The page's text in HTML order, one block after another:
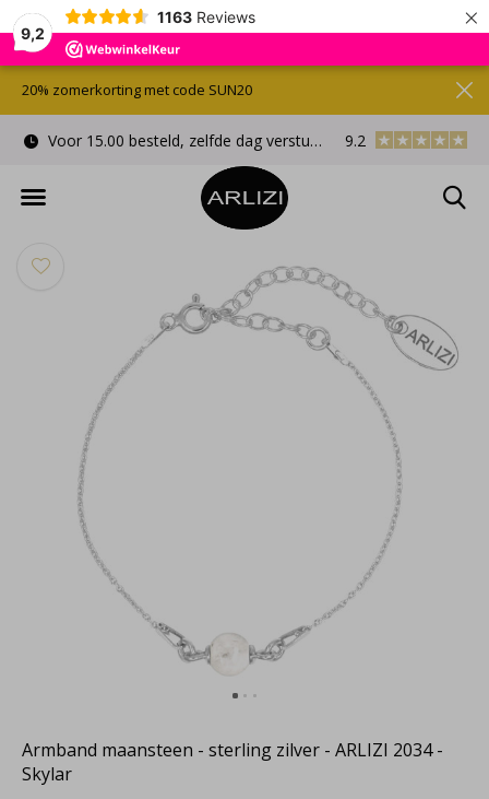
9,2
1163 Reviews ×
Voor 15.00 besteld, zelfde dag verstuurd Gratis
9.2
20% zomerkorting met code SUN20
Armband maansteen - sterling zilver - ARLIZI 2034 -
Skylar